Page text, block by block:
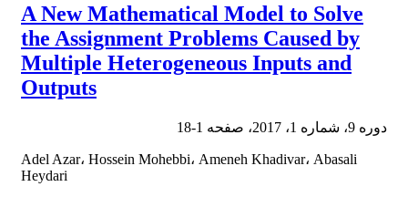
A New Mathematical Model to Solve
the Assignment Problems Caused by
Multiple Heterogeneous Inputs and
Outputs
دوره 9، شماره 1، 2017، صفحه 1-18
Adel Azar، Hossein Mohebbi، Ameneh Khadivar، Abasali
Heydari